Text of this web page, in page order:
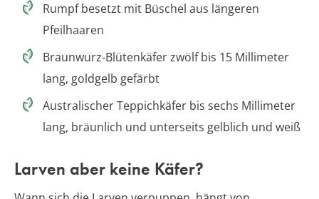
Rumpf besetzt mit Büschel aus längeren
Pfeilhaaren
Braunwurz-Blütenkäfer zwölf bis 15 Millimeter
lang, goldgelb gefärbt
Australischer Teppichkäfer bis sechs Millimeter
lang, bräunlich und unterseits gelblich und weiß
Larven aber keine Käfer?